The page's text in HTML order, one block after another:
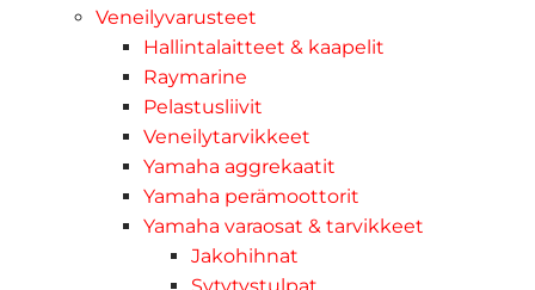
Veneilyvarusteet
Hallintalaitteet & kaapelit
Raymarine
Pelastusliivit
Veneilytarvikkeet
Yamaha aggrekaatit
Yamaha perämoottorit
Yamaha varaosat & tarvikkeet
Jakohihnat
Sytytystulpat